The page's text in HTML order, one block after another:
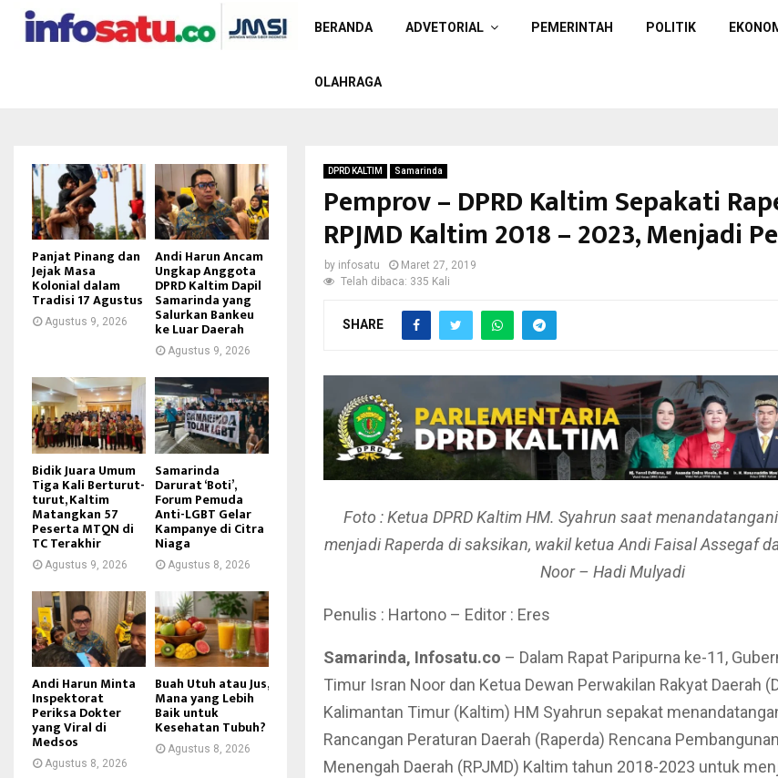
BERANDA ADVETORIAL PEMERINTAH POLITIK
OLAHRAGA
DPRD KALTIM Samarinda
Pemprov – DPRD Kaltim Sepakati
RPJMD Kaltim 2018 – 2023, Menjadi
by infosatu
Maret 27, 2019
Telah dibaca: 335 Kali
SHARE
Foto : Ketua DPRD Kaltim HM. Syahrun saat
menjadi Raperda di saksikan, wakil ketua Andi Faisal Assegaf
Noor – Hadi Mulyadi
Penulis : Hartono – Editor : Eres
Samarinda, Infosatu.co – Dalam Rapat Paripurna ke-11,
Timur Isran Noor dan Ketua Dewan Perwakilan Rakyat Daerah
Kalimantan Timur (Kaltim) HM Syahrun sepakat
Rancangan Peraturan Daerah (Raperda) Rencana
Menengah Daerah (RPJMD) Kaltim tahun 2018-2023 untuk
Panjat Pinang dan
Jejak Masa
Kolonial dalam
Tradisi 17 Agustus
Agustus 9, 2026
Andi Harun Ancam
Ungkap Anggota
DPRD Kaltim Dapil
Samarinda yang
Salurkan Bankeu
ke Luar Daerah
Agustus 9, 2026
Bidik Juara Umum
Tiga Kali Berturut-
turut, Kaltim
Matangkan 57
Peserta MTQN di
TC Terakhir
Agustus 9, 2026
Samarinda
Darurat ‘Boti’,
Forum Pemuda
Anti-LGBT Gelar
Kampanye di Citra
Niaga
Agustus 8, 2026
Andi Harun Minta
Inspektorat
Periksa Dokter
yang Viral di
Medsos
Agustus 8, 2026
Buah Utuh atau Jus,
Mana yang Lebih
Baik untuk
Kesehatan Tubuh?
Agustus 8, 2026